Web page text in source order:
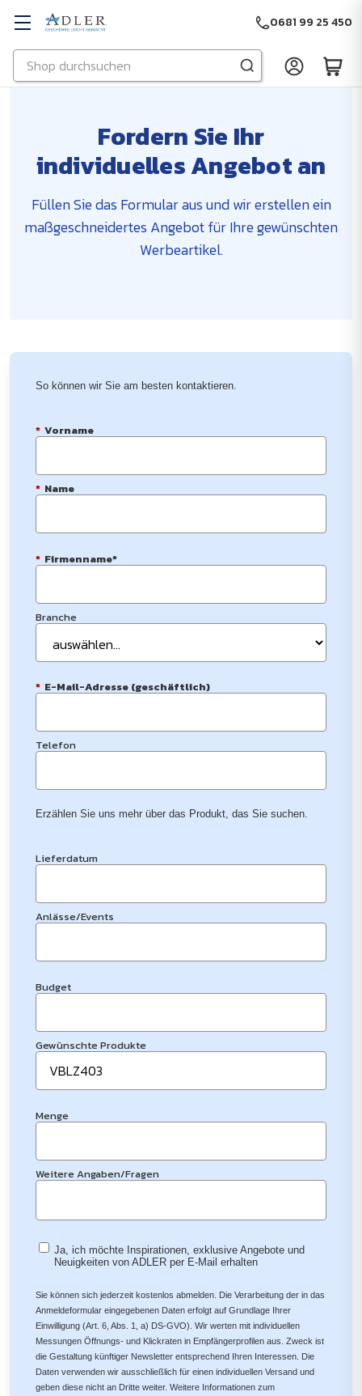
Zu Hauptinhalt springen
Suchen
0681 99 25 450
Fordern Sie Ihr
individuelles Angebot an
Füllen Sie das Formular aus und wir erstellen ein
maßgeschneidertes Angebot für Ihre gewünschten
Werbeartikel.
So können wir Sie am besten kontaktieren.
* Vorname
* Name
* Firmenname*
Branche
* E-Mail-Adresse (geschäftlich)
Telefon
Erzählen Sie uns mehr über das Produkt, das Sie suchen.
Lieferdatum
Anlässe/Events
Budget
Gewünschte Produkte
Menge
Weitere Angaben/Fragen
Ja, ich möchte Inspirationen, exklusive Angebote und
Neuigkeiten von ADLER per E-Mail erhalten
Sie können sich jederzeit kostenlos abmelden. Die Verarbeitung der in das
Anmeldeformular eingegebenen Daten erfolgt auf Grundlage Ihrer
Einwilligung (Art. 6, Abs. 1, a) DS-GVO). Wir werten mit individuellen
Messungen Öffnungs- und Klickraten in Empfängerprofilen aus. Zweck ist
die Gestaltung künftiger Newsletter entsprechend Ihren Interessen. Die
Daten verwenden wir ausschließlich für einen individuellen Versand und
geben diese nicht an Dritte weiter. Weitere Informationen zum